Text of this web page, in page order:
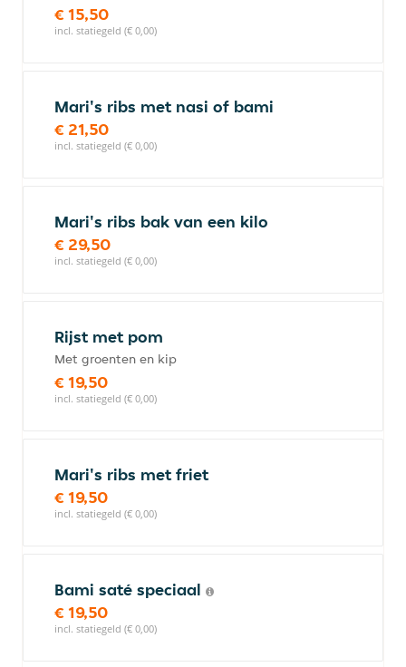
€ 15,50
incl. statiegeld (€ 0,00)
Mari's ribs met nasi of bami
€ 21,50
incl. statiegeld (€ 0,00)
Mari's ribs bak van een kilo
€ 29,50
incl. statiegeld (€ 0,00)
Rijst met pom
Met groenten en kip
€ 19,50
incl. statiegeld (€ 0,00)
Mari's ribs met friet
€ 19,50
incl. statiegeld (€ 0,00)
Bami saté speciaal
€ 19,50
incl. statiegeld (€ 0,00)